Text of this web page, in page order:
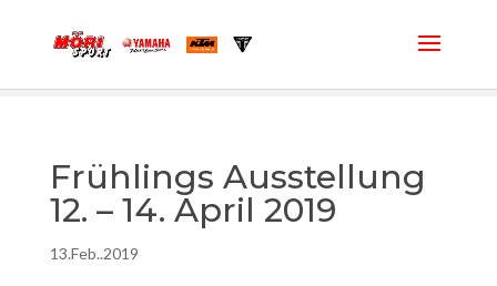
Frühlings Ausstellung
12. – 14. April 2019
13.Feb..2019